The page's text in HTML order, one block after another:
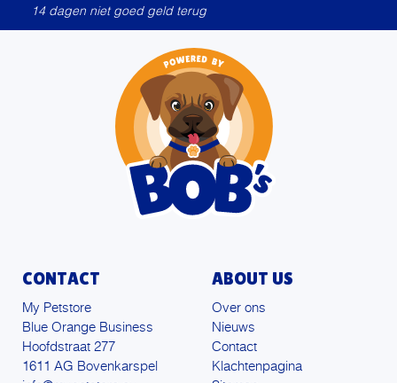
14 dagen niet goed geld terug
CONTACT
My Petstore
Blue Orange Business
Hoofdstraat 277
1611 AG Bovenkarspel
ABOUT US
Over ons
Nieuws
Contact
Klachtenpagina